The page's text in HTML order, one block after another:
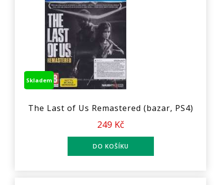
Skladem
The Last of Us Remastered (bazar, PS4)
249 Kč